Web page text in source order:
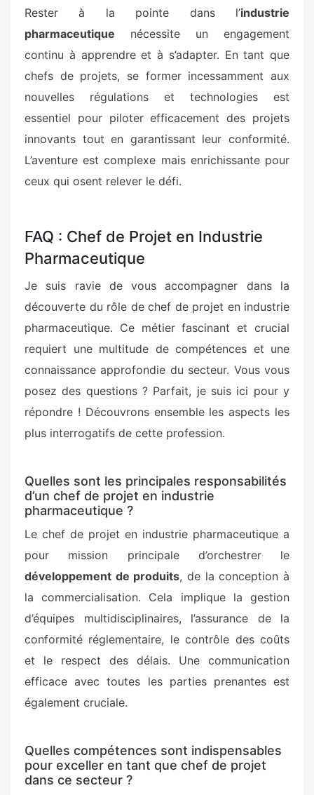
Rester à la pointe dans l’industrie
pharmaceutique nécessite un engagement
continu à apprendre et à s’adapter. En tant que
chefs de projets, se former incessamment aux
nouvelles régulations et technologies est
essentiel pour piloter efficacement des projets
innovants tout en garantissant leur conformité.
L’aventure est complexe mais enrichissante pour
ceux qui osent relever le défi.
FAQ : Chef de Projet en Industrie
Pharmaceutique
Je suis ravie de vous accompagner dans la
découverte du rôle de chef de projet en industrie
pharmaceutique. Ce métier fascinant et crucial
requiert une multitude de compétences et une
connaissance approfondie du secteur. Vous vous
posez des questions ? Parfait, je suis ici pour y
répondre ! Découvrons ensemble les aspects les
plus interrogatifs de cette profession.
Quelles sont les principales responsabilités
d’un chef de projet en industrie
pharmaceutique ?
Le chef de projet en industrie pharmaceutique a
pour mission principale d’orchestrer le
développement de produits, de la conception à
la commercialisation. Cela implique la gestion
d’équipes multidisciplinaires, l’assurance de la
conformité réglementaire, le contrôle des coûts
et le respect des délais. Une communication
efficace avec toutes les parties prenantes est
également cruciale.
Quelles compétences sont indispensables
pour exceller en tant que chef de projet
dans ce secteur ?